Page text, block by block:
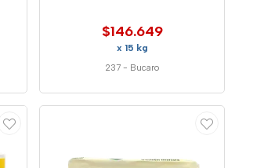
$146.649
x 15 kg
237 - Bucaro